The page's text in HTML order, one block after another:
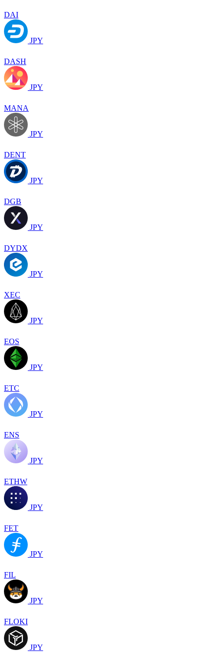
DAI
JPY
DASH
JPY
MANA
JPY
DENT
JPY
DGB
JPY
DYDX
JPY
XEC
JPY
EOS
JPY
ETC
JPY
ENS
JPY
ETHW
JPY
FET
JPY
FIL
JPY
FLOKI
JPY